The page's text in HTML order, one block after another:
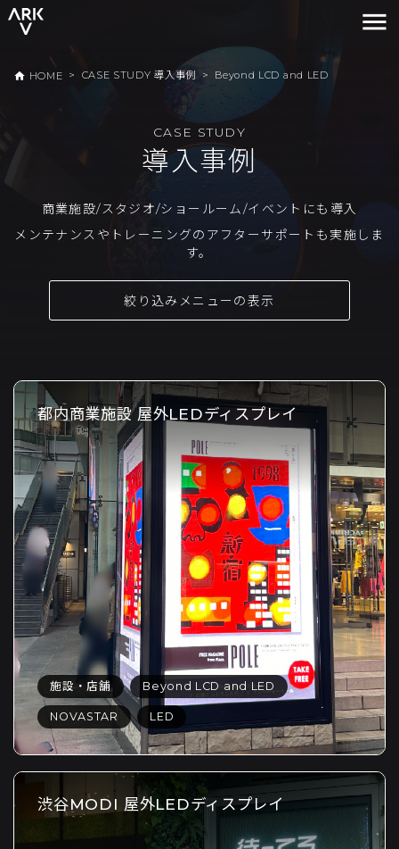
menu
home HOME > CASE STUDY 導入事例 > Beyond LCD and LED
CASE STUDY
導入事例
商業施設/スタジオ/ショールーム/イベントにも導入
メンテナンスやトレーニングのアフターサポートも実施しま
す。
絞り込みメニューの表示
都内商業施設 屋外LEDディスプレイ
施設・店舗 Beyond LCD and LED
NOVASTAR LED
渋谷MODI 屋外LEDディスプレイ